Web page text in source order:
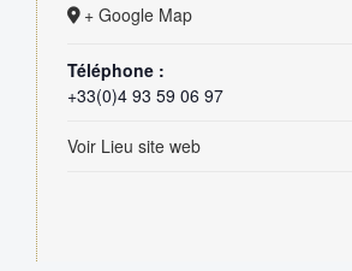
+ Google Map
Téléphone :
+33(0)4 93 59 06 97
Voir Lieu site web